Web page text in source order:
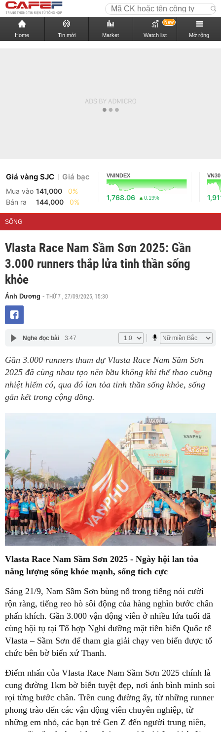
Home Tin mới Market Watch list
New
Mở rộng
Giá vàng SJC Giá bạc
Mua vào 141,000
0%
Bán ra
144,000 0%
VNINDEX
1,768.06 0.19%
VN30
SỐNG
Vlasta Race Nam Sầm Sơn 2025: Gần
3.000 runners thắp lửa tinh thần sống
khỏe
Ánh Dương - THỨ 7 , 27/09/2025, 15:30
Nghe đọc bài 3:47
Gần 3.000 runners tham dự Vlasta Race Nam Sầm Sơn
2025 đã cùng nhau tạo nên bầu không khí thể thao cuồng
nhiệt hiếm có, qua đó lan tỏa tinh thần sống khỏe, sống
gắn kết trong cộng đồng.
Vlasta Race Nam Sầm Sơn 2025 - Ngày hội lan tỏa
năng lượng sống khỏe mạnh, sống tích cực
Sáng 21/9, Nam Sầm Sơn bùng nổ trong tiếng nói cười
rộn ràng, tiếng reo hò sôi động của hàng nghìn bước chân
phấn khích. Gần 3.000 vận động viên ở nhiều lứa tuổi đã
cùng hội tụ tại Tổ hợp Nghỉ dưỡng mặt tiền biển Quốc tế
Vlasta – Sầm Sơn để tham gia giải chạy ven biển được tổ
chức bên bờ biển xứ Thanh.
Điểm nhấn của Vlasta Race Nam Sầm Sơn 2025 chính là
cung đường 1km bờ biển tuyệt đẹp, nơi ánh bình minh soi
rọi từng bước chân. Trên cung đường ấy, từ những runner
phong trào đến các vận động viên chuyên nghiệp, từ
những em nhỏ, các bạn trẻ Gen Z đến người trung niên,